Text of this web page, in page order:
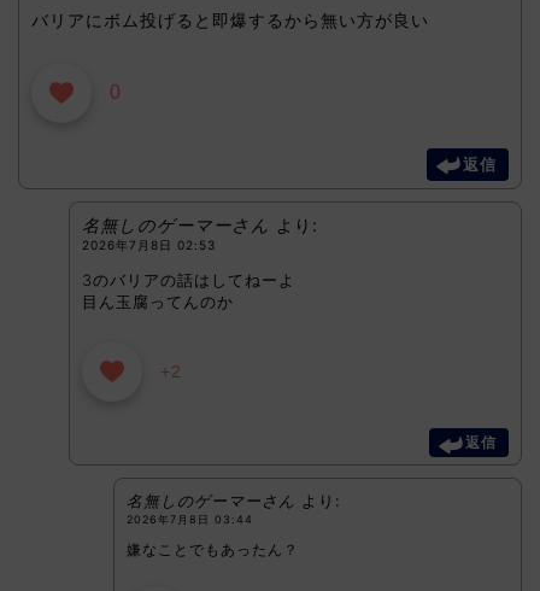
バリアにボム投げると即爆するから無い方が良い
0
返信
名無しのゲーマーさん より:
2026年7月8日 02:53
3のバリアの話はしてねーよ
目ん玉腐ってんのか
+2
返信
名無しのゲーマーさん より:
2026年7月8日 03:44
嫌なことでもあったん？